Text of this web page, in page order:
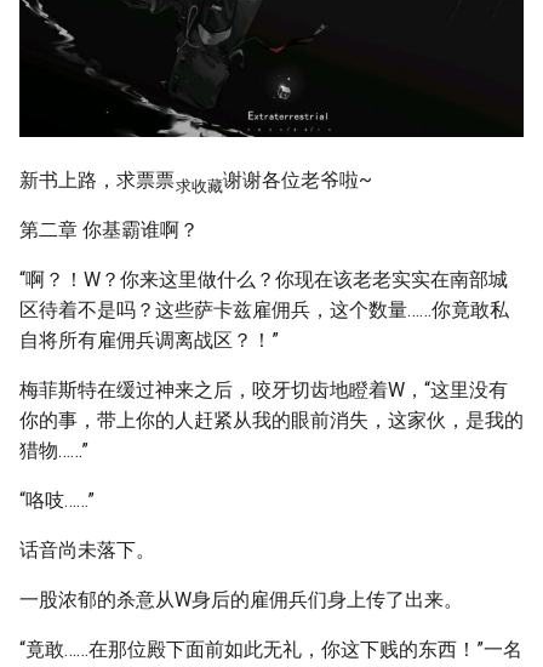
新书上路，求票票求收藏谢谢各位老爷啦~
第二章 你基霸谁啊？
“啊？！W？你来这里做什么？你现在该老老实实在南部城
区待着不是吗？这些萨卡兹雇佣兵，这个数量……你竟敢私
自将所有雇佣兵调离战区？！”
梅菲斯特在缓过神来之后，咬牙切齿地瞪着W，“这里没有
你的事，带上你的人赶紧从我的眼前消失，这家伙，是我的
猎物……”
“咯吱……”
话音尚未落下。
一股浓郁的杀意从W身后的雇佣兵们身上传了出来。
“竟敢……在那位殿下面前如此无礼，你这下贱的东西！”一名